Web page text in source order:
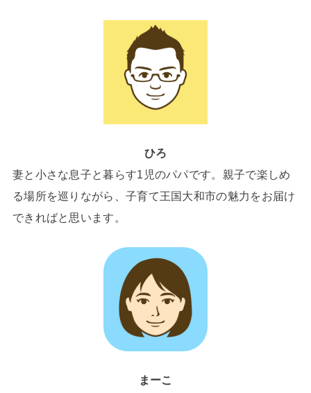
ひろ
妻と小さな息子と暮らす1児のパパです。親子で楽しめ
る場所を巡りながら、子育て王国大和市の魅力をお届け
できればと思います。
まーこ